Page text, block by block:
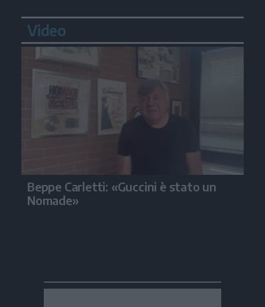
Video
Beppe Carletti: «Guccini è stato un
Nomade»